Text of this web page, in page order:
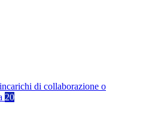
di collaborazione o
20